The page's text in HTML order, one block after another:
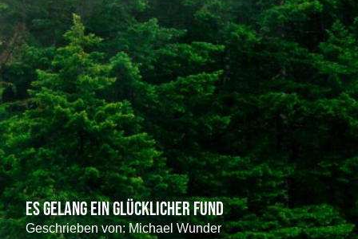
Es gelang ein glücklicher Fund
Geschrieben von: Michael Wunder